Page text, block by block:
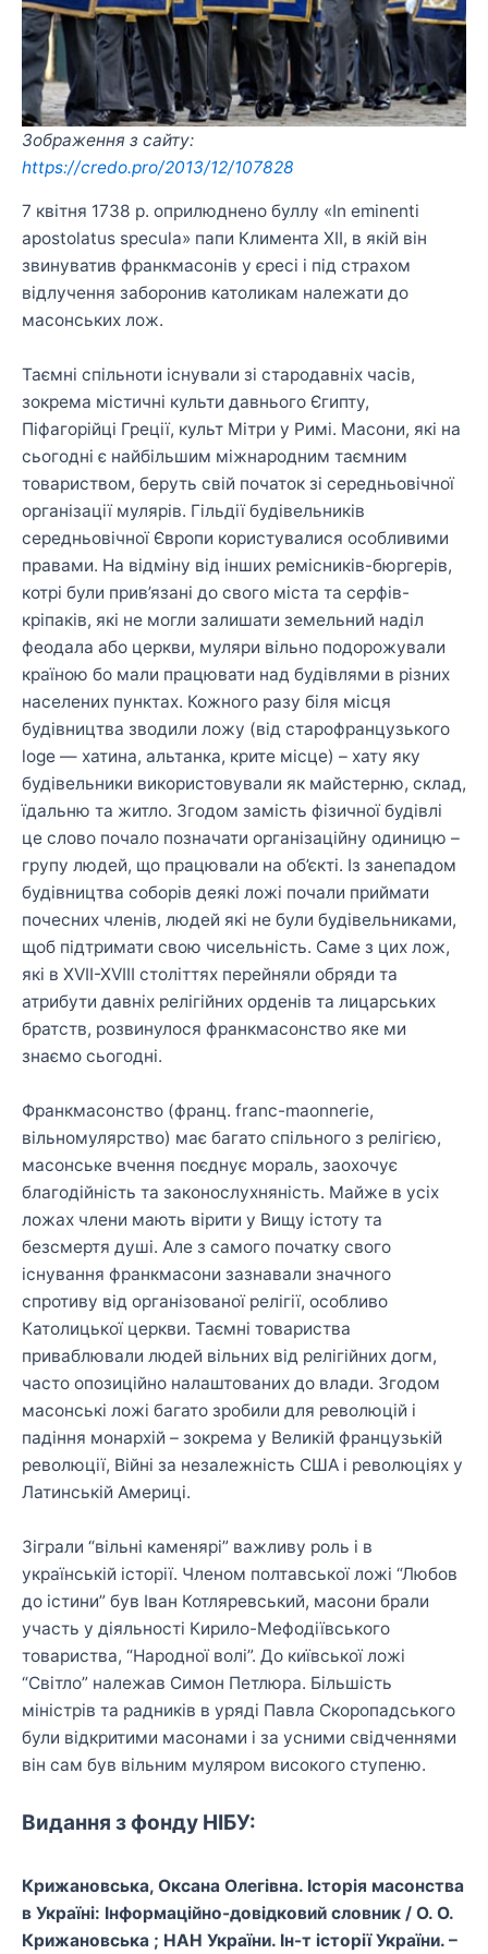
Зображення з сайту:
https://credo.pro/2013/12/107828
7 квітня 1738 р. оприлюднено буллу «In eminenti
apostolatus specula» папи Климента XII, в якій він
звинуватив франкмасонів у єресі і під страхом
відлучення заборонив католикам належати до
масонських лож.
Таємні спільноти існували зі стародавніх часів,
зокрема містичні культи давнього Єгипту,
Піфагорійці Греції, культ Мітри у Римі. Масони, які на
сьогодні є найбільшим міжнародним таємним
товариством, беруть свій початок зі середньовічної
організації мулярів. Гільдії будівельників
середньовічної Європи користувалися особливими
правами. На відміну від інших ремісників-бюргерів,
котрі були прив’язані до свого міста та серфів-
кріпаків, які не могли залишати земельний наділ
феодала або церкви, муляри вільно подорожували
країною бо мали працювати над будівлями в різних
населених пунктах. Кожного разу біля місця
будівництва зводили ложу (від старофранцузького
loge — хатина, альтанка, крите місце) – хату яку
будівельники використовували як майстерню, склад,
їдальню та житло. Згодом замість фізичної будівлі
це слово почало позначати організаційну одиницю –
групу людей, що працювали на об’єкті. Із занепадом
будівництва соборів деякі ложі почали приймати
почесних членів, людей які не були будівельниками,
щоб підтримати свою чисельність. Саме з цих лож,
які в XVII-XVIII століттях перейняли обряди та
атрибути давніх релігійних орденів та лицарських
братств, розвинулося франкмасонство яке ми
знаємо сьогодні.
Франкмасонство (франц. franc-maonnerie,
вільномулярство) має багато спільного з релігією,
масонське вчення поєднує мораль, заохочує
благодійність та законослухняність. Майже в усіх
ложах члени мають вірити у Вищу істоту та
безсмертя душі. Але з самого початку свого
існування франкмасони зазнавали значного
спротиву від організованої релігії, особливо
Католицької церкви. Таємні товариства
приваблювали людей вільних від релігійних догм,
часто опозиційно налаштованих до влади. Згодом
масонські ложі багато зробили для революцій і
падіння монархій – зокрема у Великій французькій
революції, Війні за незалежність США і революціях у
Латинській Америці.
Зіграли “вільні каменярі” важливу роль і в
українській історії. Членом полтавської ложі “Любов
до істини” був Іван Котляревський, масони брали
участь у діяльності Кирило-Мефодіївського
товариства, “Народної волі”. До київської ложі
“Світло” належав Симон Петлюра. Більшість
міністрів та радників в уряді Павла Скоропадського
були відкритими масонами і за усними свідченнями
він сам був вільним муляром високого ступеню.
Видання з фонду НІБУ:
Крижановська, Оксана Олегівна. Історія масонства
в Україні: Інформаційно-довідковий словник / О. О.
Крижановська ; НАН України. Ін-т історії України. –